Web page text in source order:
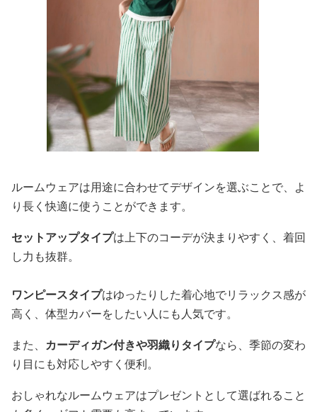
ルームウェアは用途に合わせてデザインを選ぶことで、よ
り長く快適に使うことができます。
セットアップタイプは上下のコーデが決まりやすく、着回
し力も抜群。
ワンピースタイプはゆったりした着心地でリラックス感が
高く、体型カバーをしたい人にも人気です。
また、 カーディガン付きや羽織りタイプなら、季節の変わ
り目にも対応しやすく便利。
おしゃれなルームウェアはプレゼントとして選ばれること